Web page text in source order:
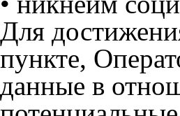
Для
пункте,
данные в